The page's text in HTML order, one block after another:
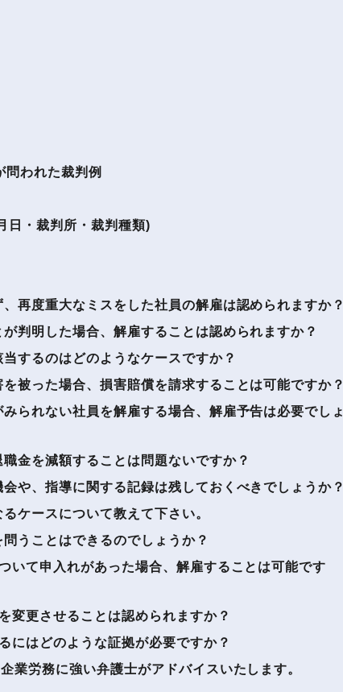
問われた裁判例
日・裁判所・裁判種類)
再度重大なミスをした社員の解雇は認められますか？
判明した場合、解雇することは認められますか？
するのはどのようなケースですか？
被った場合、損害賠償を請求することは可能ですか？
られない社員を解雇する場合、解雇予告は必要でしょ
金を減額することは問題ないですか？
や、指導に関する記録は残しておくべきでしょうか？
ケースについて教えて下さい。
うことはできるのでしょうか？
いて申入れがあった場合、解雇することは可能です
変更させることは認められますか？
にはどのような証拠が必要ですか？
業労務に強い弁護士がアドバイスいたします。